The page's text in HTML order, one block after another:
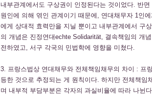
내부관계에서도 구상권이 인정된다는 것이었다. 반
원인에 의해 엮인 관계이기 때문에, 연대채무자 1인
에게 상대적 효력만을 지닐 뿐이고 내부관계에서 구
의 개념은 진정연대echte Solidarität, 결속책임의 개
전하였고, 서구 각국의 민법학에 영향을 미쳤다.
3. 프랑스법상 연대채무와 전체책임채무의 차이 : 프
등한 것으로 추정되는 게 원칙이다. 하지만 전체책
며 내부적 부담부분은 각자의 과실비율에 따라 나뉜